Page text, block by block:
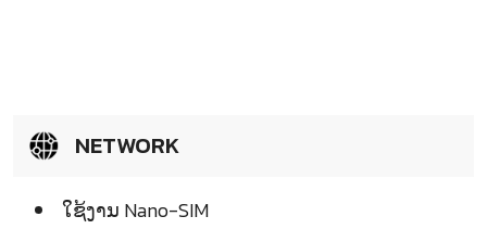
NETWORK
ໃຊ້ງານ Nano-SIM